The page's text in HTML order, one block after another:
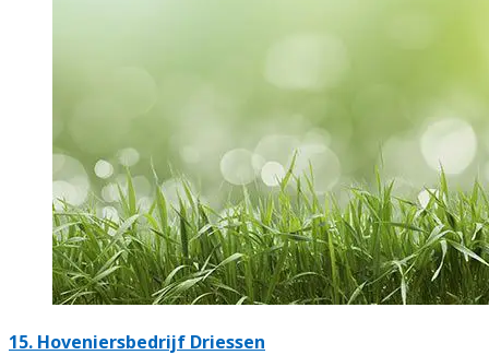
15. Hoveniersbedrijf Driessen